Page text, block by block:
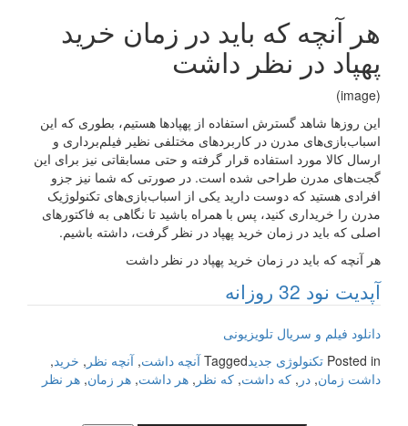
هر آنچه که باید در زمان خرید
پهپاد در نظر داشت
(image)
این روزها شاهد گسترش استفاده از پهپادها هستیم، بطوری که این
اسباب‌بازی‌های مدرن در کاربردهای مختلفی نظیر فیلم‌برداری و
ارسال کالا مورد استفاده قرار گرفته و حتی مسابقاتی نیز برای این
گجت‌های مدرن طراحی شده است. در صورتی که شما نیز جزو
افرادی هستید که دوست دارید یکی از اسباب‌بازی‌های تکنولوژیک
مدرن را خریداری کنید، پس با همراه باشید تا نگاهی به فاکتورهای
اصلی که باید در زمان خرید پهپاد در نظر گرفت، داشته باشیم.
هر آنچه که باید در زمان خرید پهپاد در نظر داشت
آپديت نود 32 روزانه
دانلود فیلم و سریال تلویزیونی
Posted in تکنولوژی جدیدTagged آنچه داشت,آنچه نظر , خرید,
داشت زمان, در , که داشت, که نظر , هر داشت, هر زمان, هر نظر